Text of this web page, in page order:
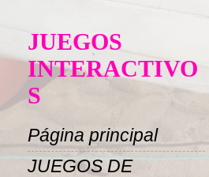
JUEGOS
INTERACTIVO
S
Página principal
JUEGOS DE